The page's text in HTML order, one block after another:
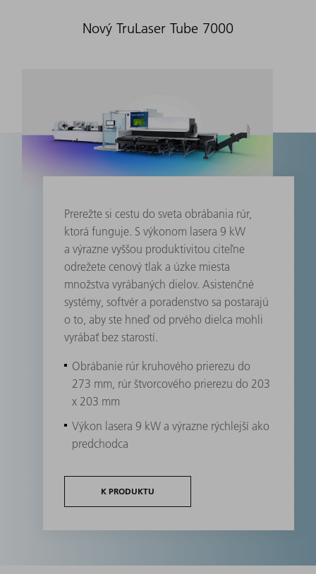
Nový TruLaser Tube 7000
Prerežte si cestu do sveta obrábania rúr,
ktorá funguje. S výkonom lasera 9 kW
a výrazne vyššou produktivitou citeľne
odrežete cenový tlak a úzke miesta
množstva vyrábaných dielov. Asistenčné
systémy, softvér a poradenstvo sa postarajú
o to, aby ste hneď od prvého dielca mohli
vyrábať bez starostí.
Obrábanie rúr kruhového prierezu do
273 mm, rúr štvorcového prierezu do 203
x 203 mm
Výkon lasera 9 kW a výrazne rýchlejší ako
predchodca
K PRODUKTU